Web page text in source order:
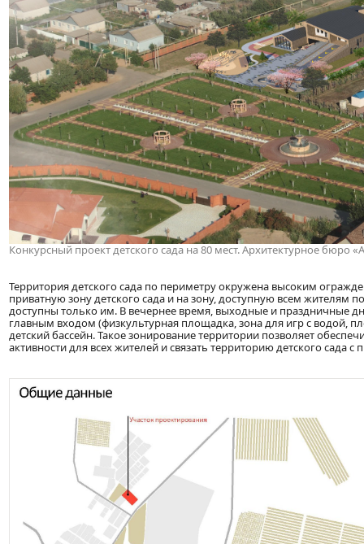
Конкурсный проект детского сада на 80 мест. Архитектурное бюро
Территория детского сада по периметру окружена высоким
приватную зону детского сада и на зону, доступную всем жителям
доступны только им. В вечернее время, выходные и праздничные
главным входом (физкультурная площадка, зона для игр с водой,
детский бассейн. Такое зонирование территории позволяет
активности для всех жителей и связать территорию детского сада